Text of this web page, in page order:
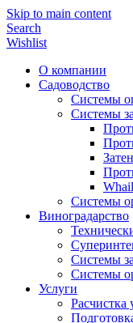
Skip to main content
Search
Wishlist
О компании
Садоводство
Системы
Системы
Системы
Виноградарство
Системы
Системы
Услуги
Расчистка